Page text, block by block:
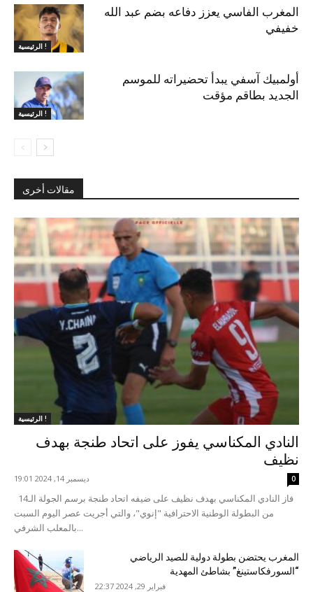
الرئيسية !
المغرب الفاسي يعزز دفاعه بضم عبد الله
خفيفي
الرئيسية !
أولمبيك آسفي يبدأ تحضيراته للموسم
الجديد بطاقم مؤقت
مقالات أخرى
الرئيسية !
النادي المكناسي يفوز على اتحاد طنجة بهدف
نظيف
ديسمبر 14, 2024 19:01 0
من البطولة الوطنية الاحترافية "إنوي"، والتي أجريت عصر اليوم السبت
بالمعلب الشرفي...
المغرب يحتضن بطولة دولية للصيد الرياضي
“السورفكاستينغ” بشاطئ المهدية
فبراير 29, 2024 22:37